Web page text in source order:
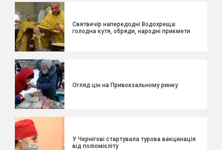
Святвечір напередодні Водохреща:
голодна кутя, обряди, народні прикмети
Огляд цін на Привокзальному ринку
У Чернігові стартувала турова вакцинація
від поліомієліту